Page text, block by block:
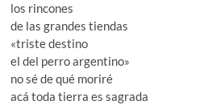
los rincones
de las grandes tiendas
«triste destino
el del perro argentino»
no sé de qué moriré
acá toda tierra es sagrada